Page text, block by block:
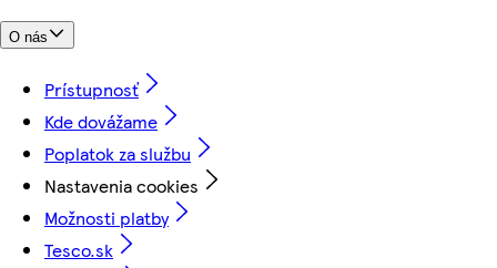
O nás
Prístupnosť
Kde dovážame
Poplatok za službu
Nastavenia cookies
Možnosti platby
Tesco.sk